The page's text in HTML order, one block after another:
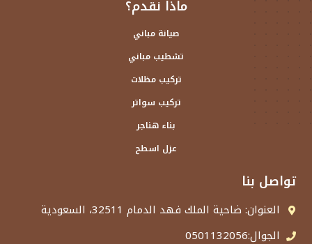
ماذا نقدم؟
صيانة مباني
تشطيب مباني
تركيب مظلات
تركيب سواتر
بناء هناجر
عزل اسطح
تواصل بنا
العنوان: ضاحية الملك فهد الدمام 32511، السعودية
الجوال:0501132056